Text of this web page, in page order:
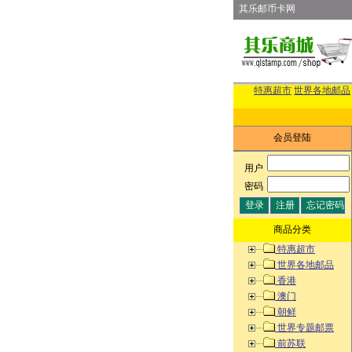
其乐邮币卡网
特惠超市 世界各地邮品
会员登陆
用户:
密码:
商品分类
特惠超市
世界各地邮品
香港
澳门
朝鲜
世界专题邮票
前苏联